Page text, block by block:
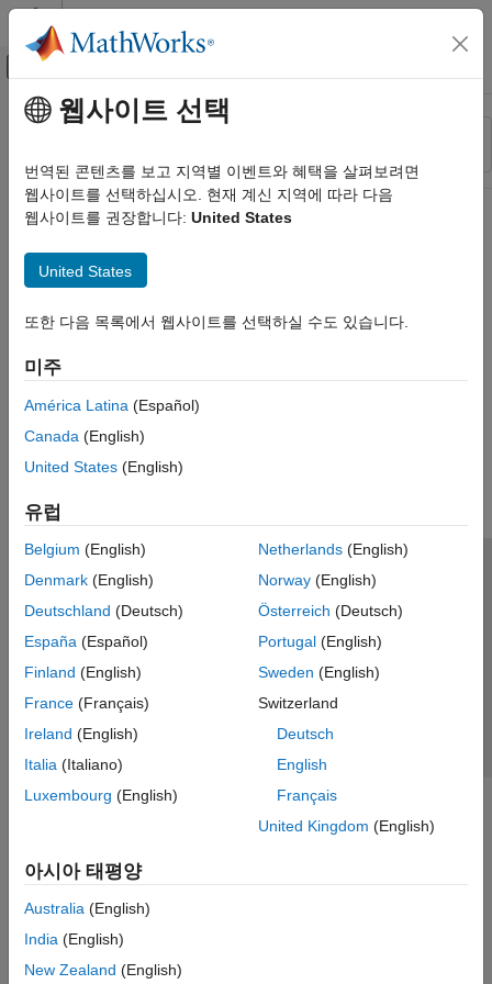
콘텐츠로 바로 가기
오프캔버스 탐색 메뉴 토글
리소스
상태
주요 콘텐츠
웹사이트 선택
번역된 콘텐츠를 보고 지역별 이벤트와 혜택을 살펴보려면
웹사이트를 선택하십시오. 현재 계신 지역에 따라 다음
웹사이트를 권장합니다: United States
United States
또한 다음 목록에서 웹사이트를 선택하실 수도 있습니다.
미주
América Latina (Español)
Canada (English)
United States (English)
유럽
Belgium (English)
Denmark (English)
Deutschland (Deutsch)
España (Español)
Finland (English)
France (Français)
Ireland (English)
Italia (Italiano)
Luxembourg (English)
Netherlands(English)
Norway(English)
Österreich (Deutsch)
Portugal(English)
Sweden (English)
Switzerland
Deutsch
English
Français
United Kingdom (English)
아시아 태평양
Australia (English)
India (English)
New Zealand (English)
신뢰 센터 등록 상표 개인정보 취급방침
불법 복제 방지
애플리케이션 상태
© 1994-2026 The MathWorks, Inc.